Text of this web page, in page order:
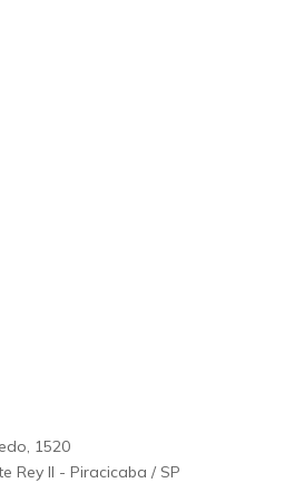
1520
Rey II - Piracicaba / SP